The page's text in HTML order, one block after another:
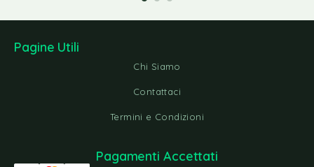
Pagine Utili
Chi Siamo
Contattaci
Termini e Condizioni
Pagamenti Accettati